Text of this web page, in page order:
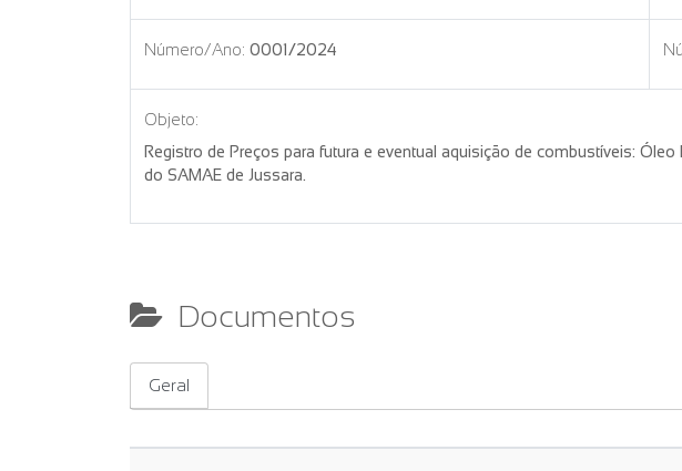
Número/Ano: 0001/2024
Objeto:
Registro de Preços para futura e eventual aquisição de combustíveis:
do SAMAE de Jussara.
Documentos
Geral